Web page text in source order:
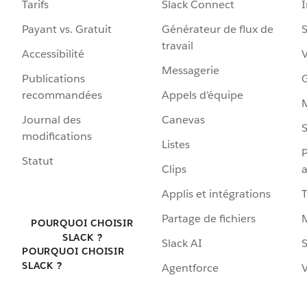
Tarifs
Payant vs. Gratuit
Accessibilité
Publications
recommandées
Journal des
modifications
Statut
POURQUOI CHOISIR
SLACK ?
POURQUOI CHOISIR
SLACK ?
Slack Connect
Générateur de flux de
travail
Messagerie
Appels d’équipe
Canevas
Listes
Clips
Applis et intégrations
Partage de fichiers
Slack AI
Agentforce